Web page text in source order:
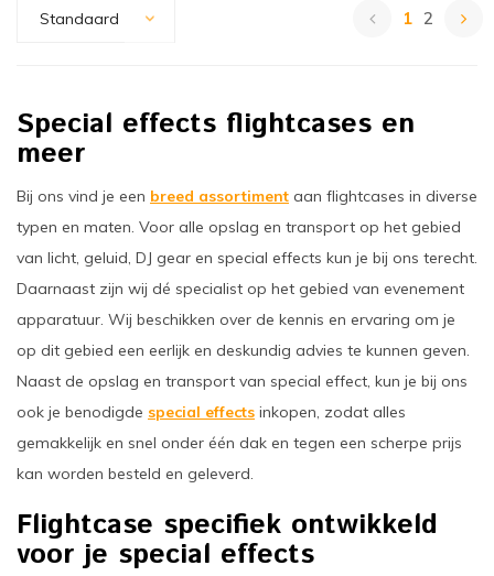
Standaard 1 2
Special effects flightcases en
meer
Bij ons vind je een breed assortiment aan flightcases in diverse
typen en maten. Voor alle opslag en transport op het gebied
van licht, geluid, DJ gear en special effects kun je bij ons terecht.
Daarnaast zijn wij dé specialist op het gebied van evenement
apparatuur. Wij beschikken over de kennis en ervaring om je
op dit gebied een eerlijk en deskundig advies te kunnen geven.
Naast de opslag en transport van special effect, kun je bij ons
ook je benodigde special effects inkopen, zodat alles
gemakkelijk en snel onder één dak en tegen een scherpe prijs
kan worden besteld en geleverd.
Flightcase specifiek ontwikkeld
voor je special effects